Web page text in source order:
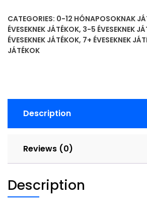
榉
木
动
CATEGORIES: 0-12 HÓNAPOSOKNAK
ÉVESEKNEK JÁTÉKOK, 3-5 ÉVESEKNEK
ÉVESEKNEK JÁTÉKOK, 7+ ÉVESEKNEK
JÁTÉKOK
Description
Reviews (0)
Description